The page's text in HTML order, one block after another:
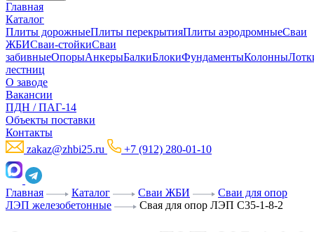
Главная
Каталог
Плиты дорожныеПлиты перекрытияПлиты аэродромныеСваи
ЖБИСваи-стойкиСваи
забивныеОпорыАнкерыБалкиБлокиФундаментыКолонны
лестниц
О заводе
Вакансии
ПДН / ПАГ-14
Объекты поставки
Контакты
zakaz@zhbi25.ru
+7 (912) 280-01-10
Главная Каталог Сваи ЖБИ
Сваи для опор
ЛЭП железобетонные
Свая для опор ЛЭП С35-1-8-2